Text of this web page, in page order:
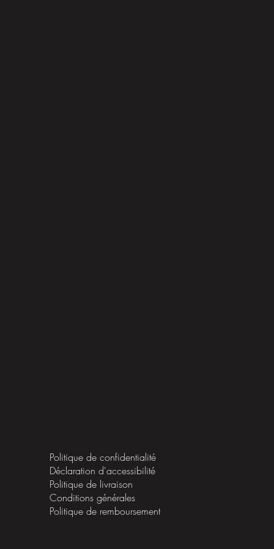
Politique de confidentialité
Déclaration d'accessibilité
Politique de livraison
Conditions générales
Politique de remboursement